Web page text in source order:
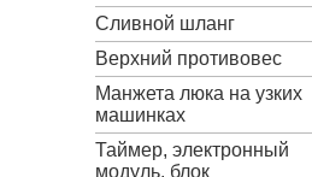
Сливной шланг
Верхний противовес
Манжета люка на узких
машинках
Таймер, электронный
модуль, блок